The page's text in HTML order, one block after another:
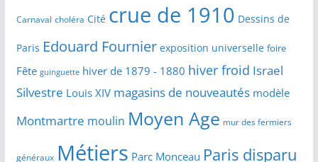
Carnaval choléra Cité crue de 1910 Dessins de
Paris Edouard Fournier exposition universelle foire
Fête guinguette hiver de 1879 - 1880 hiver froid Israel
Silvestre Louis XIV magasins de nouveautés modèle
Montmartre moulin Moyen Age mur des fermiers
généraux Métiers Parc Monceau Paris disparu